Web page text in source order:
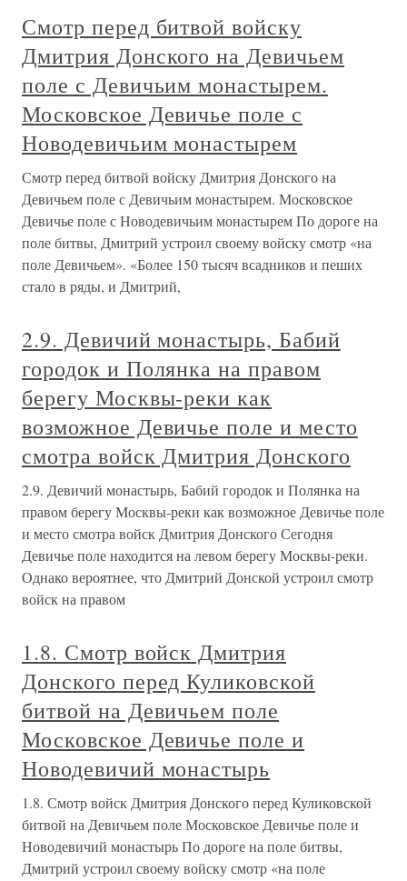
Смотр перед битвой войску
Дмитрия Донского на Девичьем
поле с Девичьим монастырем.
Московское Девичье поле с
Новодевичьим монастырем
Смотр перед битвой войску Дмитрия Донского на
Девичьем поле с Девичьим монастырем. Московское
Девичье поле с Новодевичьим монастырем По дороге на
поле битвы, Дмитрий устроил своему войску смотр «на
поле Девичьем». «Более 150 тысяч всадников и пеших
стало в ряды, и Дмитрий,
2.9. Девичий монастырь, Бабий
городок и Полянка на правом
берегу Москвы-реки как
возможное Девичье поле и место
смотра войск Дмитрия Донского
2.9. Девичий монастырь, Бабий городок и Полянка на
правом берегу Москвы-реки как возможное Девичье поле
и место смотра войск Дмитрия Донского Сегодня
Девичье поле находится на левом берегу Москвы-реки.
Однако вероятнее, что Дмитрий Донской устроил смотр
войск на правом
1.8. Смотр войск Дмитрия
Донского перед Куликовской
битвой на Девичьем поле
Московское Девичье поле и
Новодевичий монастырь
1.8. Смотр войск Дмитрия Донского перед Куликовской
битвой на Девичьем поле Московское Девичье поле и
Новодевичий монастырь По дороге на поле битвы,
Дмитрий устроил своему войску смотр «на поле